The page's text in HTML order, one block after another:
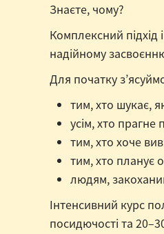
Знаєте, чому?
Комплексний підхід
надійному
Для початку
тим, хто шукає,
усім, хто
тим, хто хоче
тим, хто планує
людям,
Інтенсивний курс
посидючості та